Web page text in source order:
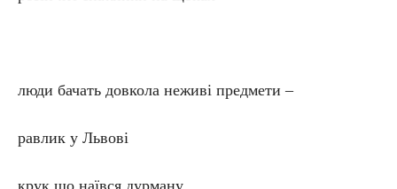
люди бачать довкола неживі предмети –
равлик у Львові
крук що наївся дурману